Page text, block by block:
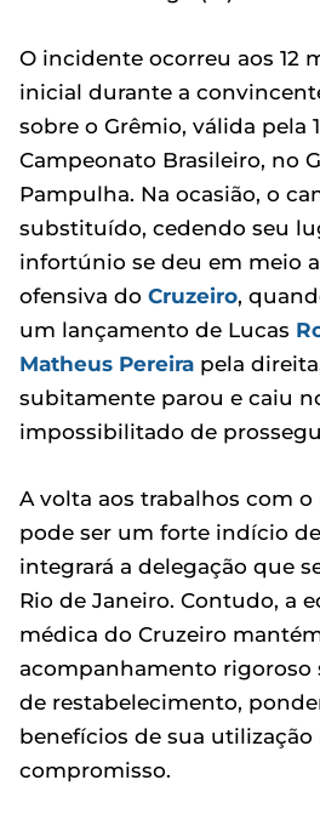
O incidente ocorreu aos 12
inicial durante a
sobre o Grêmio, válida pela
Campeonato Brasileiro, no
Pampulha. Na ocasião, o
substituído, cedendo seu
infortúnio se deu em meio
ofensiva do Cruzeiro,
um lançamento de Lucas
Matheus Pereira pela
subitamente parou e caiu
impossibilitado de
A volta aos trabalhos com o
pode ser um forte indício
integrará a delegação que
Rio de Janeiro. Contudo, a
médica do Cruzeiro
acompanhamento rigoroso
de restabelecimento,
benefícios de sua
compromisso.